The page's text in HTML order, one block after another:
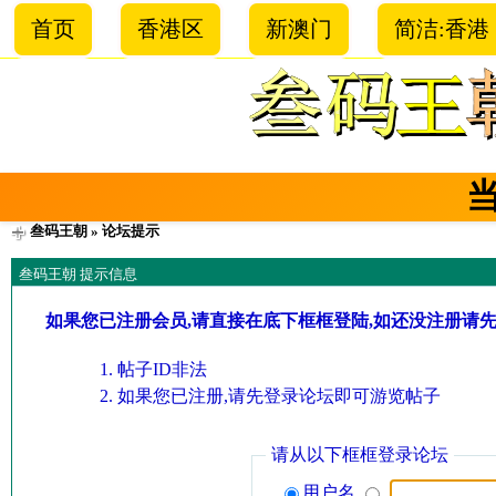
首页 香港区 新澳门 简洁:香港
叁码王朝 » 论坛提示
叁码王朝 提示信息
如果您已注册会员,请直接在底下框框登陆,如还没注册请
帖子ID非法
如果您已注册,请先登录论坛即可游览帖子
请从以下框框登录论坛
用户名